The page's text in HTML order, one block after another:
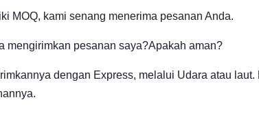
MOQ, kami senang menerima pesanan Anda.
mengirimkan pesanan saya?Apakah aman?
dengan Express, melalui Udara atau